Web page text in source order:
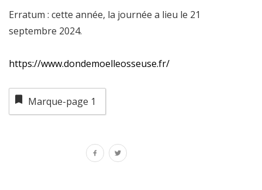
Erratum : cette année, la journée a lieu le 21
septembre 2024.
https://www.dondemoelleosseuse.fr/
Marque-page 1